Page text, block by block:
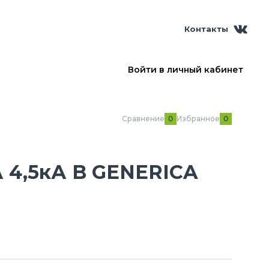
Контакты
Войти в личный кабинет
Сравнение 0 Избранное 0
B GENERICA